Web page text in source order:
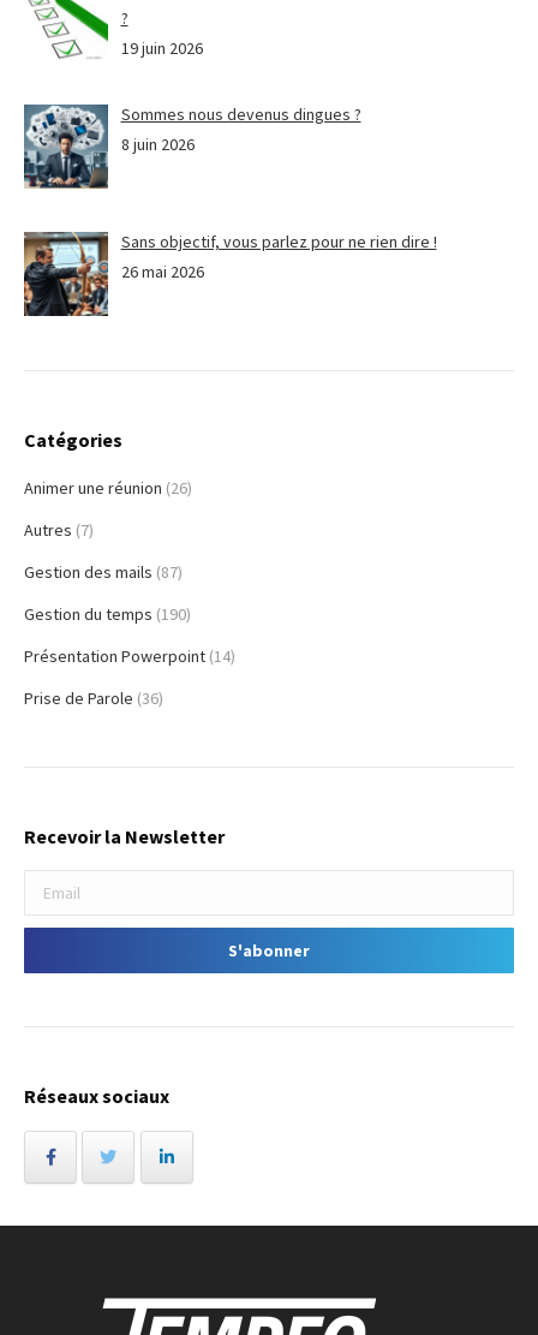
?
19 juin 2026
Sommes nous devenus dingues ?
8 juin 2026
Sans objectif, vous parlez pour ne rien dire !
26 mai 2026
Catégories
Animer une réunion (26)
Autres (7)
Gestion des mails (87)
Gestion du temps (190)
Présentation Powerpoint (14)
Prise de Parole (36)
Recevoir la Newsletter
Réseaux sociaux